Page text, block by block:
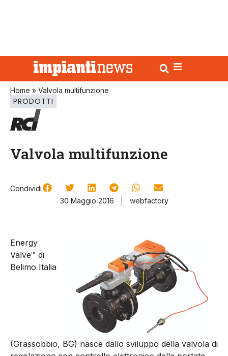
Home » Valvola multifunzione
PRODOTTI
Valvola multifunzione
Condividi
30 Maggio 2016
webfactory
Energy
Valve™ di
Belimo Italia
(Grassobbio, BG) nasce dallo sviluppo della valvola di